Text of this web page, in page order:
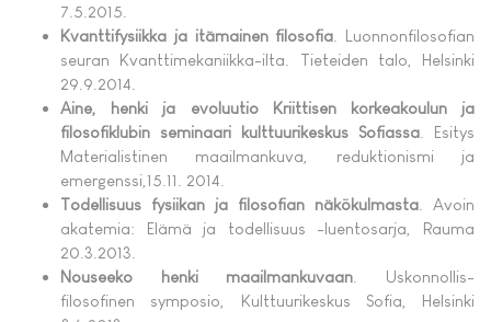
7.5.2015.
Kvanttifysiikka ja itämainen filosofia . Luonnonfilosofian
seuran Kvanttimekaniikka-ilta. Tieteiden talo, Helsinki
29.9.2014.
Aine, henki ja evoluutio Kriittisen korkeakoulun ja
filosofiklubin seminaari kulttuurikeskus Sofiassa . Esitys
Materialistinen maailmankuva, reduktionismi ja
emergenssi,15.11. 2014.
Todellisuus fysiikan ja filosofian näkökulmasta . Avoin
akatemia: Elämä ja todellisuus -luentosarja, Rauma
20.3.2013.
Nouseeko henki maailmankuvaan . Uskonnollis-
filosofinen symposio, Kulttuurikeskus Sofia, Helsinki